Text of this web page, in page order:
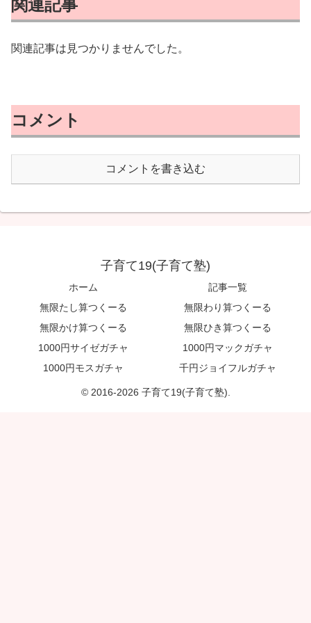
関連記事
関連記事は見つかりませんでした。
コメント
コメントを書き込む
子育て19(子育て塾)
ホーム
記事一覧
無限たし算つくーる
無限わり算つくーる
無限かけ算つくーる
無限ひき算つくーる
1000円サイゼガチャ
1000円マックガチャ
1000円モスガチャ
千円ジョイフルガチャ
© 2016-2026 子育て19(子育て塾).